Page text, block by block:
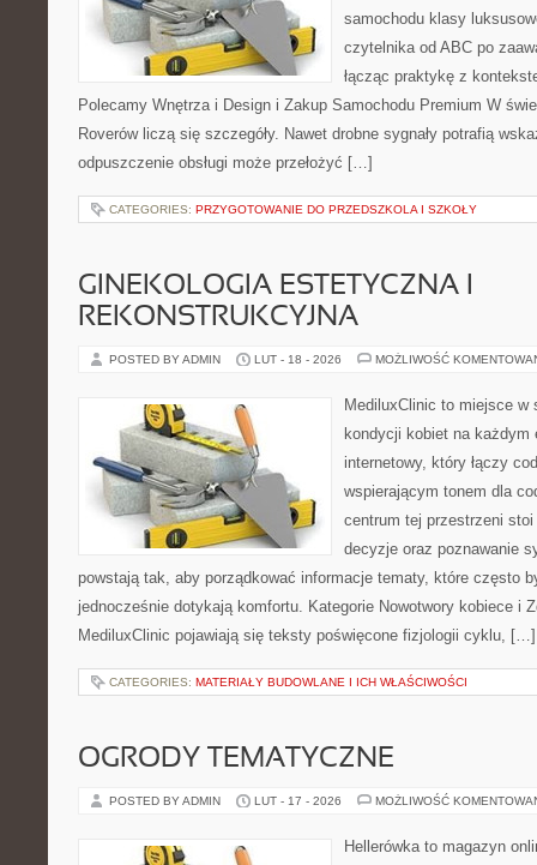
samochodu klasy
czytelnika od ABC po
łącząc praktykę z
Polecamy Wnętrza i Design i Zakup Samochodu Premium W
Roverów liczą się szczegóły. Nawet drobne sygnały potrafią
odpuszczenie obsługi może przełożyć […]
CATEGORIES: PRZYGOTOWANIE DO PRZEDSZKOLA I SZKOŁY
GINEKOLOGIA ESTETYCZNA I
REKONSTRUKCYJNA
POSTED BY ADMIN LUT - 18 - 2026 MOŻLIWOŚĆ
MediluxClinic to miejsce
kondycji kobiet na każdym
internetowy, który łączy
wspierającym tonem dla
centrum tej przestrzeni
decyzje oraz poznawanie
powstają tak, aby porządkować informacje tematy, które często
jednocześnie dotykają komfortu. Kategorie Nowotwory kobiece i
MediluxClinic pojawiają się teksty poświęcone fizjologii cyklu, […]
CATEGORIES: MATERIAŁY BUDOWLANE I ICH WŁAŚCIWOŚCI
OGRODY TEMATYCZNE
POSTED BY ADMIN LUT - 17 - 2026 MOŻLIWOŚĆ
Hellerówka to magazyn